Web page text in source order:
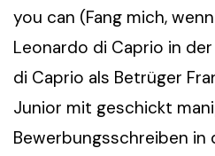
you can (Fang mich,
Leonardo di Caprio in
di Caprio als Betrüger
Junior mit geschickt
Bewerbungsschreiben in